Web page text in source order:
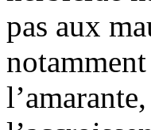
pas aux